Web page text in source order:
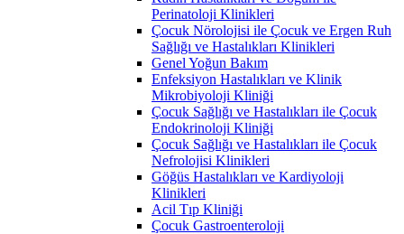
Perinatoloji Klinikleri
Çocuk Nörolojisi ile Çocuk ve Ergen Ruh
Sağlığı ve Hastalıkları Klinikleri
Genel Yoğun Bakım
Enfeksiyon Hastalıkları ve Klinik
Mikrobiyoloji Kliniği
Çocuk Sağlığı ve Hastalıkları ile Çocuk
Endokrinoloji Kliniği
Çocuk Sağlığı ve Hastalıkları ile Çocuk
Nefrolojisi Klinikleri
Göğüs Hastalıkları ve Kardiyoloji
Klinikleri
Acil Tıp Kliniği
Çocuk Gastroenteroloji